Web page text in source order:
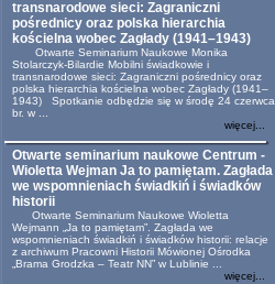
transnarodowe sieci: Zagraniczni
pośrednicy oraz polska hierarchia
kościelna wobec Zagłady (1941–1943)
Otwarte Seminarium Naukowe Monika
Stolarczyk-Bilardie Mobilni świadkowie i
transnarodowe sieci: Zagraniczni pośrednicy oraz
polska hierarchia kościelna wobec Zagłady (1941–
1943) Spotkanie odbędzie się w środę 24 czerwca
br. w ...
więcej...
Otwarte seminarium naukowe Centrum -
Wioletta Wejman Ja to pamiętam. Zagłada
we wspomnieniach świadkiń i świadków
historii
Otwarte Seminarium Naukowe Wioletta
Wejmann „Ja to pamiętam”. Zagłada we
wspomnieniach świadkiń i świadków historii: relacje
z archiwum Pracowni Historii Mówionej Ośrodka
„Brama Grodzka – Teatr NN” w Lublinie ...
więcej...